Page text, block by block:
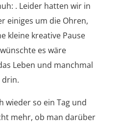
. Leider hatten wir in
einiges um die Ohren,
kleine kreative Pause
es wäre
Leben und manchmal
drin.
wieder so ein Tag und
mehr, ob man darüber